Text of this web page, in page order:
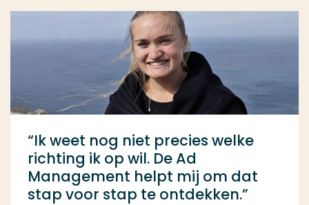
“Ik weet nog niet precies welke
richting ik op wil. De Ad
Management helpt mij om dat
stap voor stap te ontdekken.”